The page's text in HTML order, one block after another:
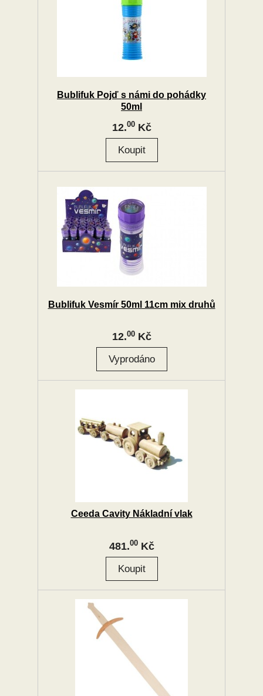
Bublifuk Pojď s námi do pohádky
50ml
12.00Kč
Bublifuk Vesmír 50ml 11cm mix druhů
12.00Kč
Ceeda Cavity Nákladní vlak
481.00Kč